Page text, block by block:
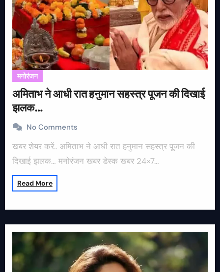
मनोरंजन
अमिताभ ने आधी रात हनुमान सहस्त्र पूजन की दिखाई
झलक…
No Comments
खबर शेयर करें.. अमिताभ ने आधी रात हनुमान सहस्त्र पूजन की
दिखाई झलक… मनोरंजन खबर डेस्क खबर 24×7…
Read More